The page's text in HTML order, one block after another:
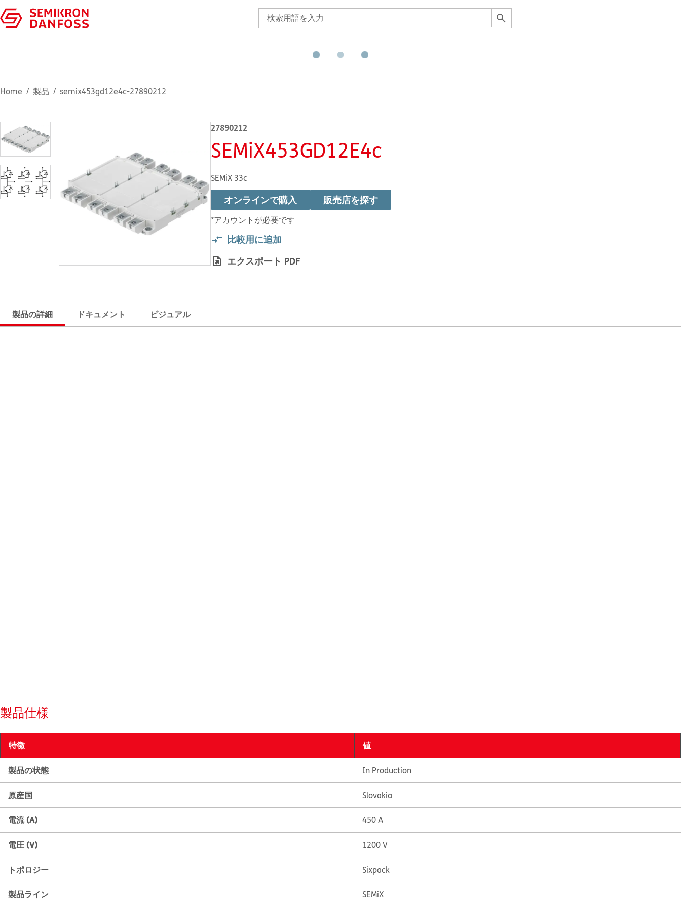
Home 製品 semix453gd12e4c-27890212
27890212
SEMiX453GD12E4c
SEMiX 33c
オンラインで購入
*アカウントが必要です
販売店を探す
比較用に追加
エクスポート PDF
製品の詳細 ドキュメント ビジュアル
製品仕様
特徴 値
製品の状態 In Production
原産国 Slovakia
電流 (A) 450 A
電圧 (V) 1200 V
トポロジー Sixpack
製品ライン SEMiX